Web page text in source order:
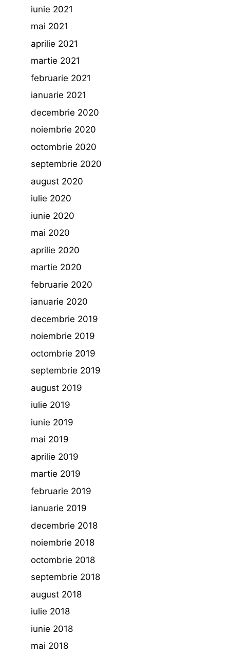
iunie 2021
mai 2021
aprilie 2021
martie 2021
februarie 2021
ianuarie 2021
decembrie 2020
noiembrie 2020
octombrie 2020
septembrie 2020
august 2020
iulie 2020
iunie 2020
mai 2020
aprilie 2020
martie 2020
februarie 2020
ianuarie 2020
decembrie 2019
noiembrie 2019
octombrie 2019
septembrie 2019
august 2019
iulie 2019
iunie 2019
mai 2019
aprilie 2019
martie 2019
februarie 2019
ianuarie 2019
decembrie 2018
noiembrie 2018
octombrie 2018
septembrie 2018
august 2018
iulie 2018
iunie 2018
mai 2018